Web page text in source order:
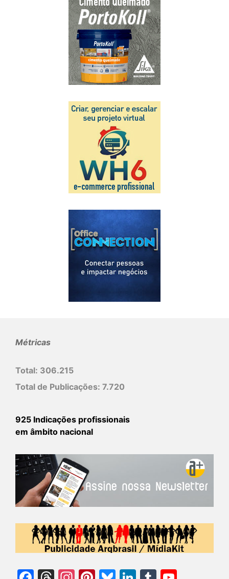
Métricas
Total: 306.215
Total de Publicações: 7.720
925 Indicações profissionais
em âmbito nacional